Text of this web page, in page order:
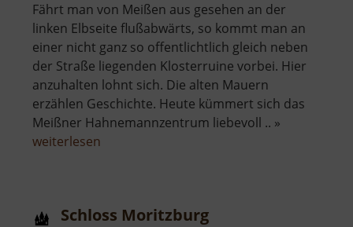
Fährt man von Meißen aus gesehen an der
linken Elbseite flußabwärts, so kommt man an
einer nicht ganz so offentlichtlich gleich neben
der Straße liegenden Klosterruine vorbei. Hier
anzuhalten lohnt sich. Die alten Mauern
erzählen Geschichte. Heute kümmert sich das
Meißner Hahnemannzentrum liebevoll .. »
weiterlesen
Schloss Moritzburg